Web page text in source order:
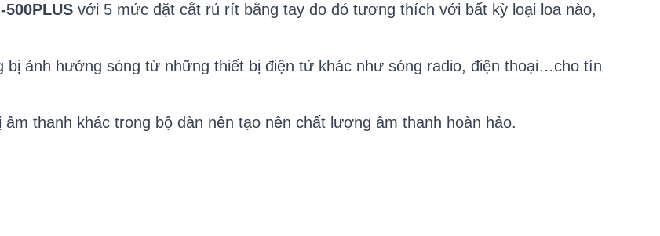
500PLUS với 5 mức đặt cắt rú rít bằng tay do đó tương thích với bất kỳ loại loa nào,
bị ảnh hưởng sóng từ những thiết bị điện tử khác như sóng radio, điện thoại…cho tín
thanh khác trong bộ dàn nên tạo nên chất lượng âm thanh hoàn hảo.